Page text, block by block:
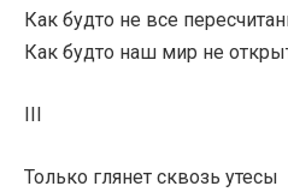
Как будто не все
Как будто наш мир не
III
Только глянет сквозь утесы